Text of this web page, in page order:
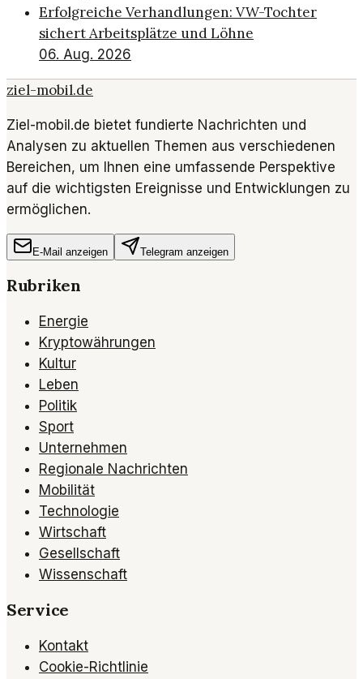
Erfolgreiche Verhandlungen: VW-Tochter
sichert Arbeitsplätze und Löhne
06. Aug. 2026
ziel-mobil.de
Ziel-mobil.de bietet fundierte Nachrichten und
Analysen zu aktuellen Themen aus verschiedenen
Bereichen, um Ihnen eine umfassende Perspektive
auf die wichtigsten Ereignisse und Entwicklungen zu
ermöglichen.
E-Mail anzeigen Telegram anzeigen
Rubriken
Energie
Kryptowährungen
Kultur
Leben
Politik
Sport
Unternehmen
Regionale Nachrichten
Mobilität
Technologie
Wirtschaft
Gesellschaft
Wissenschaft
Service
Kontakt
Cookie-Richtlinie